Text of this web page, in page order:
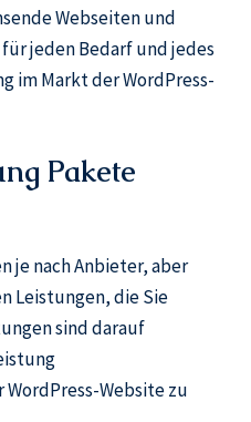
Webseiten und
jeden Bedarf und jedes
im Markt der WordPress-
Pakete
je nach Anbieter, aber
Leistungen, die Sie
sind darauf
Website zu